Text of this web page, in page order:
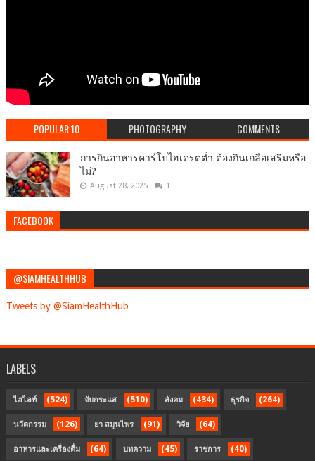
POPULAR 10 PHOTOGRAPHY COMMENTS
การกินอาหารคาร์โบไฮเดรตต่ำ ต้องกินเกลือเสริมหรือ
ไม่?
August 28, 2025 1
FACEBOOK
@SIAMHEALTHHUB
Tweets by @SiamHealthHub
LABELS
ไฮไลท์ (524) จับกระแส (510) สังคม (434) ธุรกิจ (264)
นวัตกรรม (126) ยา สมุนไพร (91) วิจัย (64)
อาหารและเครื่องดื่ม (64) บทความ (45) ราชการ (40)